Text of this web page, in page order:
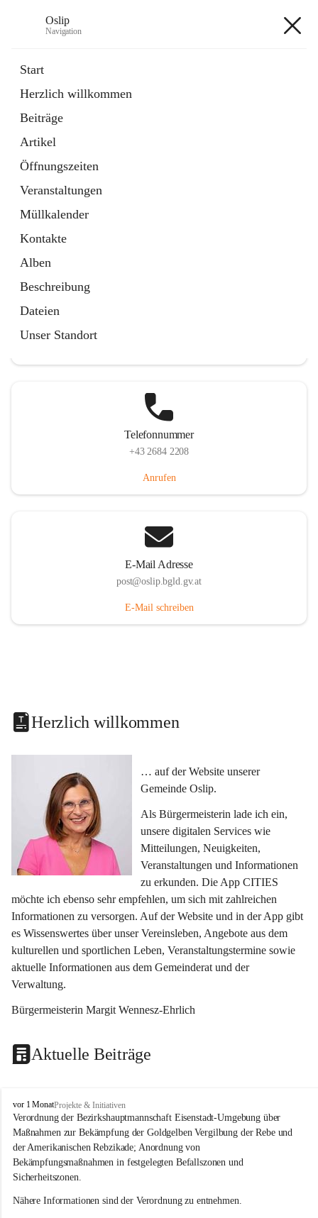
Oslip
Navigation
Start
Herzlich willkommen
Beiträge
Artikel
Öffnungszeiten
Veranstaltungen
Müllkalender
Kontakte
Alben
Beschreibung
Dateien
Unser Standort
Externe Webseite
in
Tab
Bundeskanzleramt Österreich
Externe Webseite
öffnet
in
neuem
Tab
Telefonnummer
+43 2684 2208
Anrufen
E-Mail Adresse
post@oslip.bgld.gv.at
E-Mail schreiben
Herzlich willkommen
… auf der Website unserer
Gemeinde Oslip.
Als Bürgermeisterin lade ich ein,
unsere digitalen Services wie
Mitteilungen, Neuigkeiten,
Veranstaltungen und Informationen
zu erkunden. Die App CITIES
möchte ich ebenso sehr empfehlen, um sich mit zahlreichen
Informationen zu versorgen. Auf der Website und in der App gibt
es Wissenswertes über unser Vereinsleben, Angebote aus dem
kulturellen und sportlichen Leben, Veranstaltungstermine sowie
aktuelle Informationen aus dem Gemeinderat und der
Verwaltung.
Bürgermeisterin Margit Wennesz-Ehrlich
Aktuelle Beiträge
O
s
l
i
p
vor 1 MonatProjekte & Initiativen
Verordnung der Bezirkshauptmannschaft Eisenstadt-Umgebung über
Maßnahmen zur Bekämpfung der Goldgelben Vergilbung der Rebe und
der Amerikanischen Rebzikade; Anordnung von
Bekämpfungsmaßnahmen in festgelegten Befallszonen und
Sicherheitszonen.
Nähere Informationen sind der Verordnung zu entnehmen.